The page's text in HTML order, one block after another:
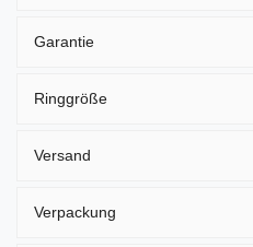
Garantie
Ringgröße
Versand
Verpackung